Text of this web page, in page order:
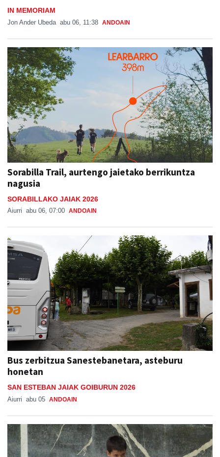
IN MEMORIAM
Jon Ander Ubeda abu 06, 11:38 ANDOAIN
Sorabilla Trail, aurtengo jaietako berrikuntza
nagusia
SORABILLAKO JAIAK 2026
Aiurri abu 06, 07:00 ANDOAIN
Bus zerbitzua Sanestebanetara, asteburu
honetan
SAN ESTEBAN JAIAK GOIBURUN 2026
Aiurri abu 05 ANDOAIN